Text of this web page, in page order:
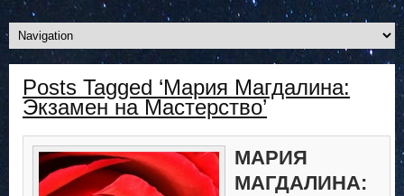
Posts Tagged ‘Мария Магдалина:
Экзамен на Мастерство’
МАРИЯ
МАГДАЛИНА: